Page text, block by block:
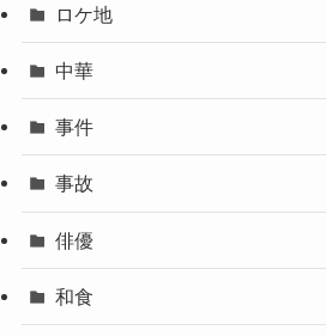
ロケ地
中華
事件
事故
俳優
和食